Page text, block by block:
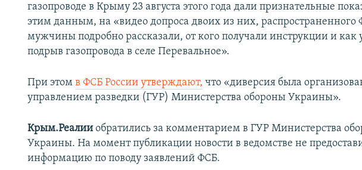
газопроводе в Крыму 23 августа этого года дали признательные
этим данным, на «видео допроса двоих из них, распространенного
мужчины подробно рассказали, от кого получали инструкции и как
подрыв газопровода в селе Перевальное».
При этомв ФСБ России утверждают, что «диверсия была
управлением разведки (ГУР) Министерства обороны Украины».
Крым.Реалии обратились за комментарием в ГУР Министерства
Украины. На момент публикации новости в ведомстве не
информацию по поводу заявлений ФСБ.